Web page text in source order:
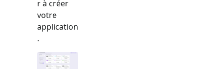
r à créer
votre
application
.